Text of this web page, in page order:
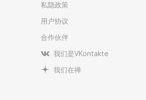
私隐政策
用户协议
合作伙伴
我们是VKontakte
我们在禅